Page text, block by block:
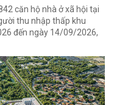
căn hộ nhà ở xã hội tại
thu nhập thấp khu
đến ngày 14/09/2026,